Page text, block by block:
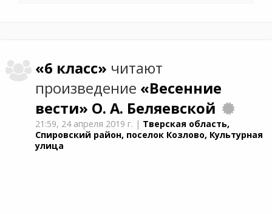
«6 класс» читают
произведение «Весенние
вести» О. А. Беляевской
21:59, 24 апреля 2019 г. | Тверская область,
Спировский район, поселок Козлово, Культурная
улица